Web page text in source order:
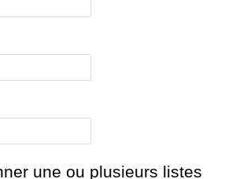
une ou plusieurs listes